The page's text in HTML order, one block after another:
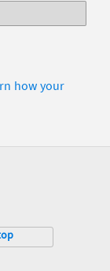
how your